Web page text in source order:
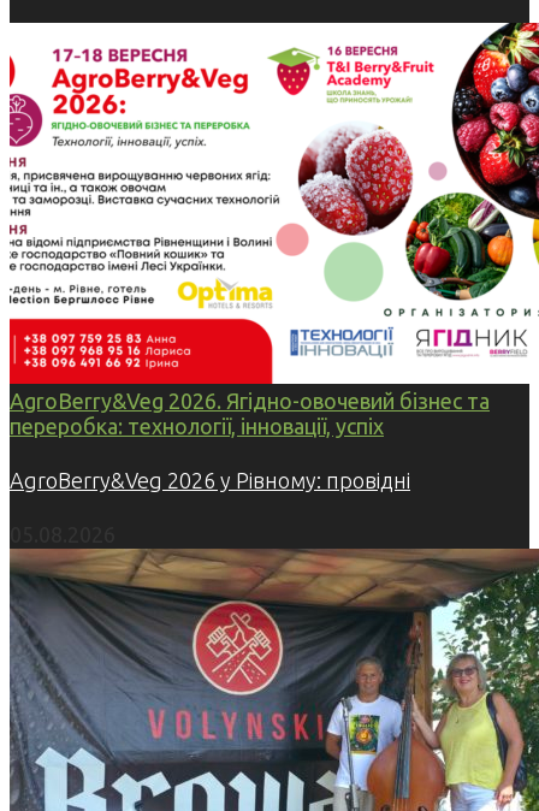
AgroBerry&Veg 2026. Ягідно-овочевий бізнес та
переробка: технології, інновації, успіх
AgroBerry&Veg 2026 у Рівному: провідні